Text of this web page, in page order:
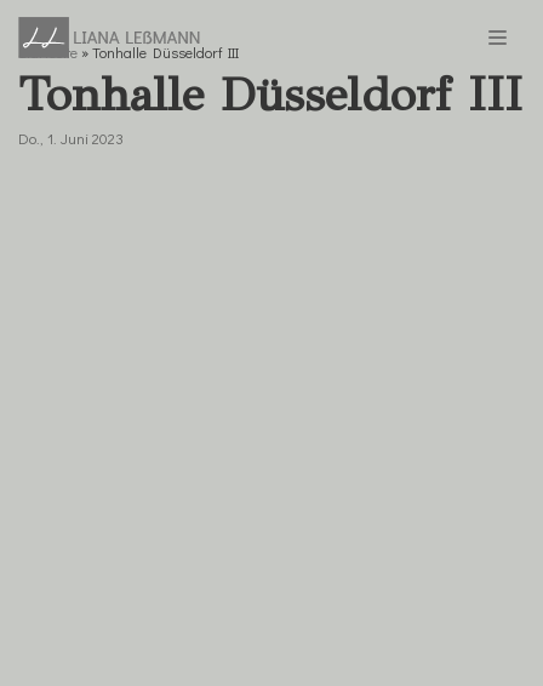
Zum
Inhalt
Startseite »Tonhalle Düsseldorf III
Tonhalle Düsseldorf III
Do., 1. Juni 2023